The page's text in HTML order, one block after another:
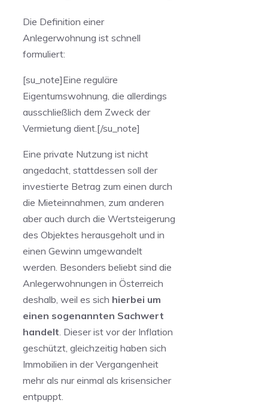
Die Definition einer
Anlegerwohnung ist schnell
formuliert:
[su_note]Eine reguläre
Eigentumswohnung, die allerdings
ausschließlich dem Zweck der
Vermietung dient.[/su_note]
Eine private Nutzung ist nicht
angedacht, stattdessen soll der
investierte Betrag zum einen durch
die Mieteinnahmen, zum anderen
aber auch durch die Wertsteigerung
des Objektes herausgeholt und in
einen Gewinn umgewandelt
werden. Besonders beliebt sind die
Anlegerwohnungen in Österreich
deshalb, weil es sich hierbei um
einen sogenannten Sachwert
handelt . Dieser ist vor der Inflation
geschützt, gleichzeitig haben sich
Immobilien in der Vergangenheit
mehr als nur einmal als krisensicher
entpuppt.